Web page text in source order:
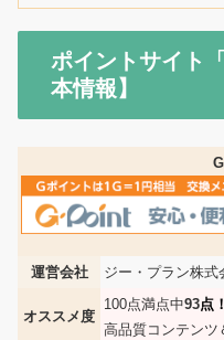
ポイントサイト
本情報】
運営会社 ジー・プラン株式
オススメ度
100点満点中93点！
高品質コンテンツ